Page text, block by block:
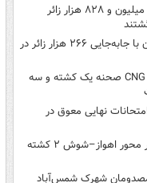
پورجمشیدیان: ۲ میلیون و ۸۲۸ هزار زائر
رکوردشکنی مهران با جابه‌جایی ۲۶۶ هزار زائر در
انفجار در جایگاه CNG صحنه یک کشته و سه
نهایی معوق در
تصادف مرگبار در محور اهواز–شوش ۲ کشته
شهرک شمس‌آباد